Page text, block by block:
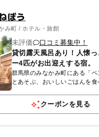
ぼう
み町 / ホテル・旅館
未評価
口コミ募集中！
貸切露天風呂あり！人懐
ー4匹がお出迎えする宿。
群馬県のみなかみ町にある「
とあそぶ、おいしいごはんを
すべてがかなう、ペンションで
ールデンレ...
クーポンを見る